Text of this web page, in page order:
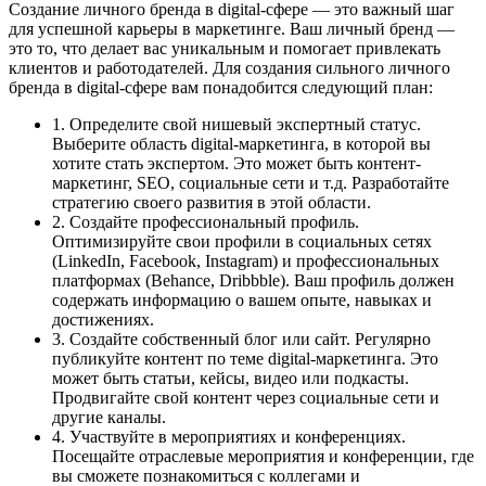
Создание личного бренда в digital-сфере — это важный шаг
для успешной карьеры в маркетинге. Ваш личный бренд —
это то, что делает вас уникальным и помогает привлекать
клиентов и работодателей. Для создания сильного личного
бренда в digital-сфере вам понадобится следующий план:
1. Определите свой нишевый экспертный статус.
Выберите область digital-маркетинга, в которой вы
хотите стать экспертом. Это может быть контент-
маркетинг, SEO, социальные сети и т.д. Разработайте
стратегию своего развития в этой области.
2. Создайте профессиональный профиль.
Оптимизируйте свои профили в социальных сетях
(LinkedIn, Facebook, Instagram) и профессиональных
платформах (Behance, Dribbble). Ваш профиль должен
содержать информацию о вашем опыте, навыках и
достижениях.
3. Создайте собственный блог или сайт. Регулярно
публикуйте контент по теме digital-маркетинга. Это
может быть статьи, кейсы, видео или подкасты.
Продвигайте свой контент через социальные сети и
другие каналы.
4. Участвуйте в мероприятиях и конференциях.
Посещайте отраслевые мероприятия и конференции, где
вы сможете познакомиться с коллегами и